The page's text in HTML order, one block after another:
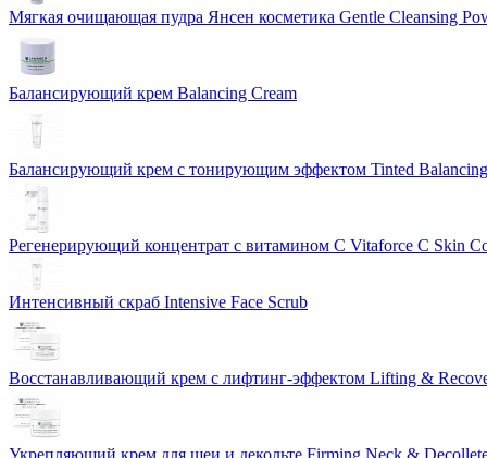
Мягкая очищающая пудра Янсен косметика Gentle Cleansing
Балансирующий крем Balancing Cream
Балансирующий крем с тонирующим эффектом Tinted
Регенерирующий концентрат с витамином С Vitaforce C Skin
Интенсивный скраб Intensive Face Scrub
Восстанавливающий крем с лифтинг-эффектом Lifting &
Укрепляющий крем для шеи и декольте Firming Neck &